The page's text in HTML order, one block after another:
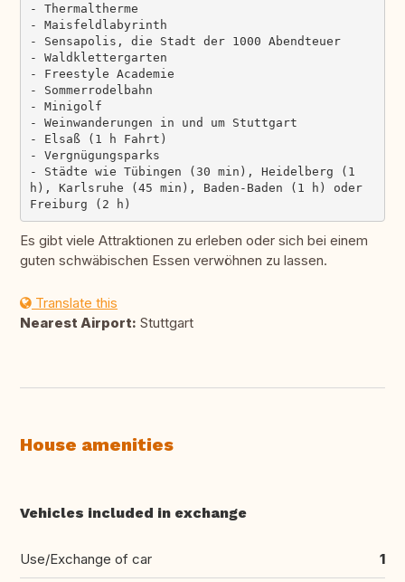
- Thermaltherme
- Maisfeldlabyrinth
- Sensapolis, die Stadt der 1000 Abendteuer
- Waldklettergarten
- Freestyle Academie
- Sommerrodelbahn
- Minigolf
- Weinwanderungen in und um Stuttgart
- Elsaß (1 h Fahrt)
- Vergnügungsparks
- Städte wie Tübingen (30 min), Heidelberg (1
h), Karlsruhe (45 min), Baden-Baden (1 h) oder
Es gibt viele Attraktionen zu erleben oder sich bei einem
guten schwäbischen Essen verwöhnen zu lassen.
Translate this
Nearest Airport: Stuttgart
House amenities
Vehicles included in exchange
Use/Exchange of car 1